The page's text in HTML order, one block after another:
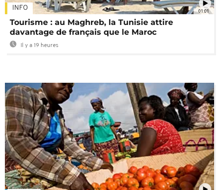
01:01
INFO
Tourisme : au Maghreb, la Tunisie attire
davantage de français que le Maroc
Il y a 19 heures